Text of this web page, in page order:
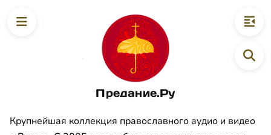
Предание.Ру
Крупнейшая коллекция православного аудио и видео